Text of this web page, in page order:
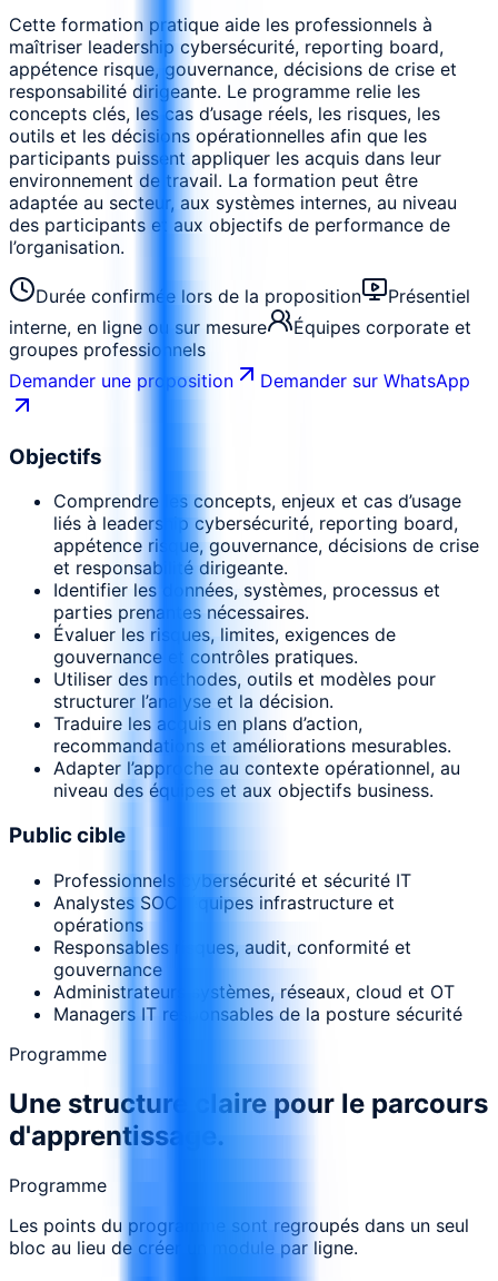
Cette formation pratique aide les professionnels à
maîtriser leadership cybersécurité, reporting board,
appétence risque, gouvernance, décisions de crise et
responsabilité dirigeante. Le programme relie les
concepts clés, les cas d’usage réels, les risques, les
outils et les décisions opérationnelles afin que les
participants puissent appliquer les acquis dans leur
environnement de travail. La formation peut être
adaptée au secteur, aux systèmes internes, au niveau
des participants et aux objectifs de performance de
l’organisation.
Durée confirmée lors de la proposition
Présentiel
interne, en ligne ou sur mesure
Équipes corporate et
groupes professionnels
Demander une proposition
Demander sur WhatsApp
Objectifs
Comprendre les concepts, enjeux et cas d’usage
liés à leadership cybersécurité, reporting board,
appétence risque, gouvernance, décisions de crise
et responsabilité dirigeante.
Identifier les données, systèmes, processus et
parties prenantes nécessaires.
Évaluer les risques, limites, exigences de
gouvernance et contrôles pratiques.
Utiliser des méthodes, outils et modèles pour
structurer l’analyse et la décision.
Traduire les acquis en plans d’action,
recommandations et améliorations mesurables.
Adapter l’approche au contexte opérationnel, au
niveau des équipes et aux objectifs business.
Public cible
Professionnels cybersécurité et sécurité IT
Analystes SOC, équipes infrastructure et
opérations
Responsables risques, audit, conformité et
gouvernance
Administrateurs systèmes, réseaux, cloud et OT
Managers IT responsables de la posture sécurité
Programme
Une structure claire pour le parcours
d'apprentissage.
Programme
Les points du programme sont regroupés dans un seul
bloc au lieu de créer un module par ligne.